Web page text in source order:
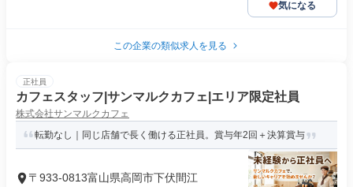
気になる
この企業の類似求人を見る
正社員
カフェスタッフ|サンマルクカフェ|エリア限定社員
株式会社サンマルクカフェ
転勤なし｜同じ店舗で長く働ける正社員。賞与年2回＋決算賞与
〒933-0813富山県高岡市下伏間江